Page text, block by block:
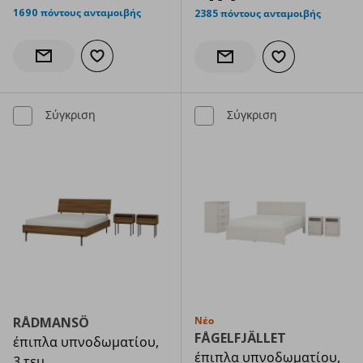
1690 πόντους ανταμοιβής
Ενημέρωση διαθεσιμότητας
Προσθήκη στα αγαπημένα
2385 πόντους ανταμοιβής
Ενημέρωση διαθεσιμότητας
Προσθήκη στα
Σύγκριση
RÅDMANSÖ
έπιπλα υπνοδωματίου,
Σύγκριση
Νέο
FÅGELFJÄLLET
έπιπλα υπνοδωματίου,